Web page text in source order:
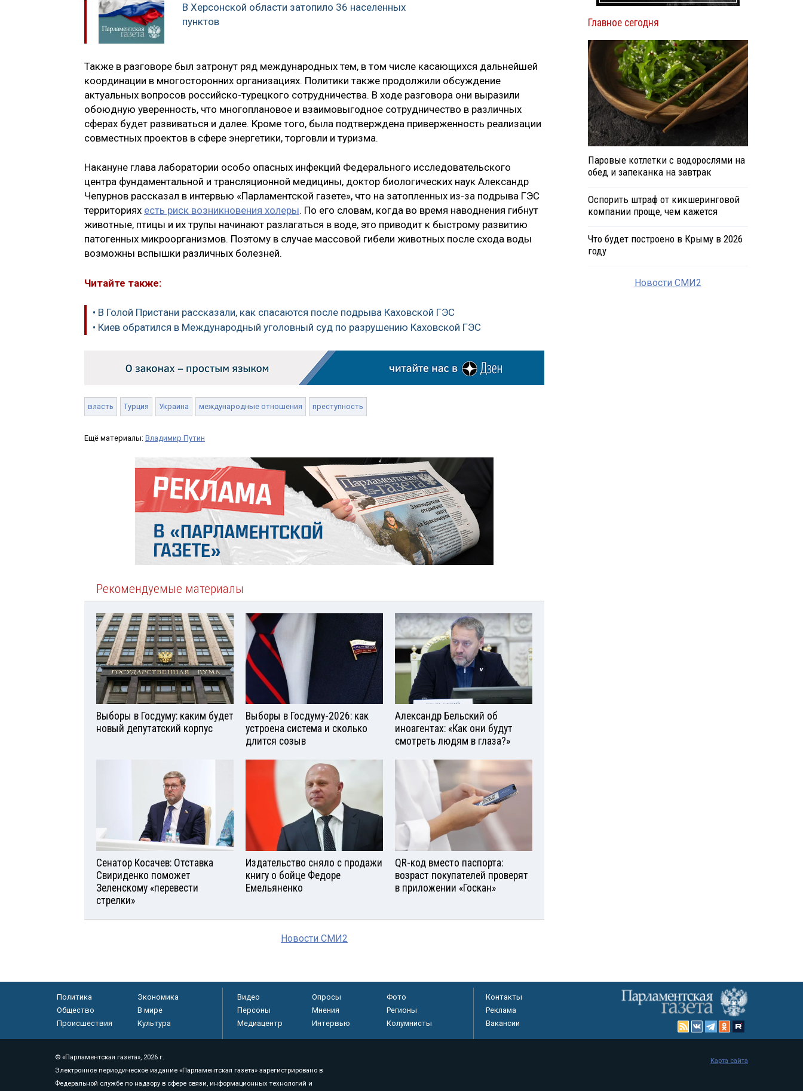
В Херсонской области затопило 36 населенных
пунктов
Также в разговоре был затронут ряд международных тем, в том числе касающихся дальнейшей
координации в многосторонних организациях. Политики также продолжили обсуждение
актуальных вопросов российско-турецкого сотрудничества. В ходе разговора они выразили
обоюдную уверенность, что многоплановое и взаимовыгодное сотрудничество в различных
сферах будет развиваться и далее. Кроме того, была подтверждена приверженность реализации
совместных проектов в сфере энергетики, торговли и туризма.
Накануне глава лаборатории особо опасных инфекций Федерального исследовательского
центра фундаментальной и трансляционной медицины, доктор биологических наук Александр
Чепурнов рассказал в интервью «Парламентской газете», что на затопленных из-за подрыва ГЭС
территориях есть риск возникновения холеры. По его словам, когда во время наводнения гибнут
животные, птицы и их трупы начинают разлагаться в воде, это приводит к быстрому развитию
патогенных микроорганизмов. Поэтому в случае массовой гибели животных после схода воды
возможны вспышки различных болезней.
Читайте также:
• В Голой Пристани рассказали, как спасаются после подрыва Каховской ГЭС
• Киев обратился в Международный уголовный суд по разрушению Каховской ГЭС
власть Турция Украина международные отношения преступность
Ещё материалы: Владимир Путин
Рекомендуемые материалы
Выборы в Госдуму: каким будет
новый депутатский корпус
Выборы в Госдуму-2026: как
устроена система и сколько
длится созыв
Александр Бельский об
иноагентах: «Как они будут
смотреть людям в глаза?»
Сенатор Косачев: Отставка
Свириденко поможет
Зеленскому «перевести
стрелки»
Издательство сняло с продажи
книгу о бойце Федоре
Емельяненко
QR-код вместо паспорта:
возраст покупателей проверят
в приложении «Госкан»
Новости СМИ2
Главное сегодня
Паровые котлетки с водорослями на
обед и запеканка на завтрак
Оспорить штраф от кикшеринговой
компании проще, чем кажется
Что будет построено в Крыму в 2026
году
Новости СМИ2
Политика
Экономика
Общество
В мире
Происшествия
Культура
Видео Опросы
Фото
Персоны
Мнения
Регионы
Медиацентр
Интервью Колумнисты
Контакты
Реклама
Вакансии
© «Парламентская газета», 2026 г.
Электронное периодическое издание «Парламентская газета» зарегистрировано в
Федеральной службе по надзору в сфере связи, информационных технологий и
Карта сайта